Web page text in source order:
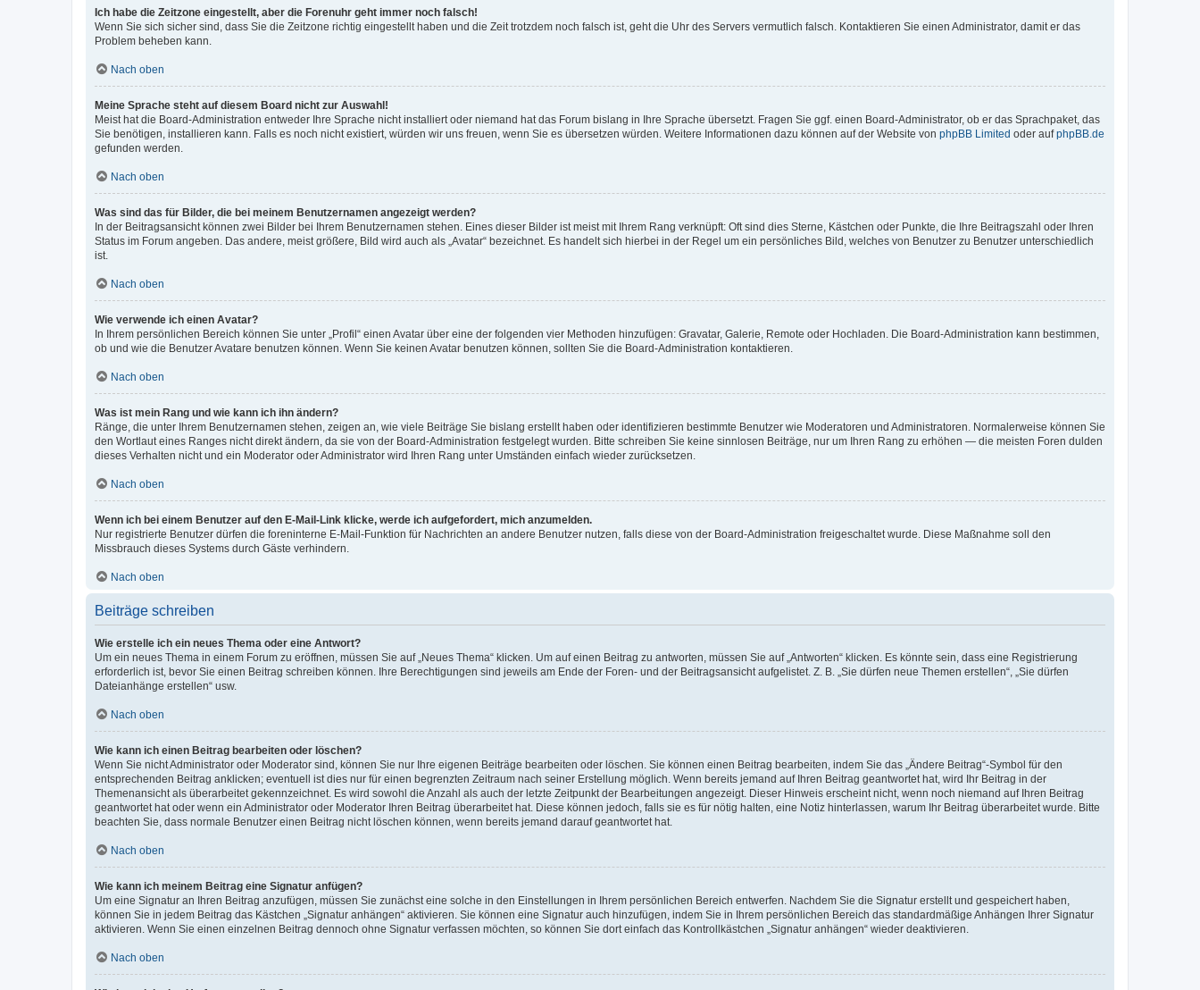
Ich habe die Zeitzone eingestellt, aber die Forenuhr geht immer noch falsch!
Wenn Sie sich sicher sind, dass Sie die Zeitzone richtig eingestellt haben und die Zeit trotzdem noch falsch ist, geht die Uhr des Servers vermutlich falsch. Kontaktieren Sie einen Administrator, damit er das
Problem beheben kann.
Nach oben
Meine Sprache steht auf diesem Board nicht zur Auswahl!
Meist hat die Board-Administration entweder Ihre Sprache nicht installiert oder niemand hat das Forum bislang in Ihre Sprache übersetzt. Fragen Sie ggf. einen Board-Administrator, ob er das Sprachpaket, das
Sie benötigen, installieren kann. Falls es noch nicht existiert, würden wir uns freuen, wenn Sie es übersetzen würden. Weitere Informationen dazu können auf der Website von phpBB Limited oder aufphpBB.de
gefunden werden.
Nach oben
Was sind das für Bilder, die bei meinem Benutzernamen angezeigt werden?
In der Beitragsansicht können zwei Bilder bei Ihrem Benutzernamen stehen. Eines dieser Bilder ist meist mit Ihrem Rang verknüpft: Oft sind dies Sterne, Kästchen oder Punkte, die Ihre Beitragszahl oder Ihren
Status im Forum angeben. Das andere, meist größere, Bild wird auch als „Avatar“ bezeichnet. Es handelt sich hierbei in der Regel um ein persönliches Bild, welches von Benutzer zu Benutzer unterschiedlich
ist.
Nach oben
Wie verwende ich einen Avatar?
In Ihrem persönlichen Bereich können Sie unter „Profil“ einen Avatar über eine der folgenden vier Methoden hinzufügen: Gravatar, Galerie, Remote oder Hochladen. Die Board-Administration kann bestimmen,
ob und wie die Benutzer Avatare benutzen können. Wenn Sie keinen Avatar benutzen können, sollten Sie die Board-Administration kontaktieren.
Nach oben
Was ist mein Rang und wie kann ich ihn ändern?
Ränge, die unter Ihrem Benutzernamen stehen, zeigen an, wie viele Beiträge Sie bislang erstellt haben oder identifizieren bestimmte Benutzer wie Moderatoren und Administratoren. Normalerweise können Sie
den Wortlaut eines Ranges nicht direkt ändern, da sie von der Board-Administration festgelegt wurden. Bitte schreiben Sie keine sinnlosen Beiträge, nur um Ihren Rang zu erhöhen — die meisten Foren dulden
dieses Verhalten nicht und ein Moderator oder Administrator wird Ihren Rang unter Umständen einfach wieder zurücksetzen.
Nach oben
Wenn ich bei einem Benutzer auf den E-Mail-Link klicke, werde ich aufgefordert, mich anzumelden.
Nur registrierte Benutzer dürfen die foreninterne E-Mail-Funktion für Nachrichten an andere Benutzer nutzen, falls diese von der Board-Administration freigeschaltet wurde. Diese Maßnahme soll den
Missbrauch dieses Systems durch Gäste verhindern.
Nach oben
Beiträge schreiben
Wie erstelle ich ein neues Thema oder eine Antwort?
Um ein neues Thema in einem Forum zu eröffnen, müssen Sie auf „Neues Thema“ klicken. Um auf einen Beitrag zu antworten, müssen Sie auf „Antworten“ klicken. Es könnte sein, dass eine Registrierung
erforderlich ist, bevor Sie einen Beitrag schreiben können. Ihre Berechtigungen sind jeweils am Ende der Foren- und der Beitragsansicht aufgelistet. Z. B. „Sie dürfen neue Themen erstellen“, „Sie dürfen
Dateianhänge erstellen“ usw.
Nach oben
Wie kann ich einen Beitrag bearbeiten oder löschen?
Wenn Sie nicht Administrator oder Moderator sind, können Sie nur Ihre eigenen Beiträge bearbeiten oder löschen. Sie können einen Beitrag bearbeiten, indem Sie das „Ändere Beitrag“-Symbol für den
entsprechenden Beitrag anklicken; eventuell ist dies nur für einen begrenzten Zeitraum nach seiner Erstellung möglich. Wenn bereits jemand auf Ihren Beitrag geantwortet hat, wird Ihr Beitrag in der
Themenansicht als überarbeitet gekennzeichnet. Es wird sowohl die Anzahl als auch der letzte Zeitpunkt der Bearbeitungen angezeigt. Dieser Hinweis erscheint nicht, wenn noch niemand auf Ihren Beitrag
geantwortet hat oder wenn ein Administrator oder Moderator Ihren Beitrag überarbeitet hat. Diese können jedoch, falls sie es für nötig halten, eine Notiz hinterlassen, warum Ihr Beitrag überarbeitet wurde. Bitte
beachten Sie, dass normale Benutzer einen Beitrag nicht löschen können, wenn bereits jemand darauf geantwortet hat.
Nach oben
Wie kann ich meinem Beitrag eine Signatur anfügen?
Um eine Signatur an Ihren Beitrag anzufügen, müssen Sie zunächst eine solche in den Einstellungen in Ihrem persönlichen Bereich entwerfen. Nachdem Sie die Signatur erstellt und gespeichert haben,
können Sie in jedem Beitrag das Kästchen „Signatur anhängen“ aktivieren. Sie können eine Signatur auch hinzufügen, indem Sie in Ihrem persönlichen Bereich das standardmäßige Anhängen Ihrer Signatur
aktivieren. Wenn Sie einen einzelnen Beitrag dennoch ohne Signatur verfassen möchten, so können Sie dort einfach das Kontrollkästchen „Signatur anhängen“ wieder deaktivieren.
Nach oben